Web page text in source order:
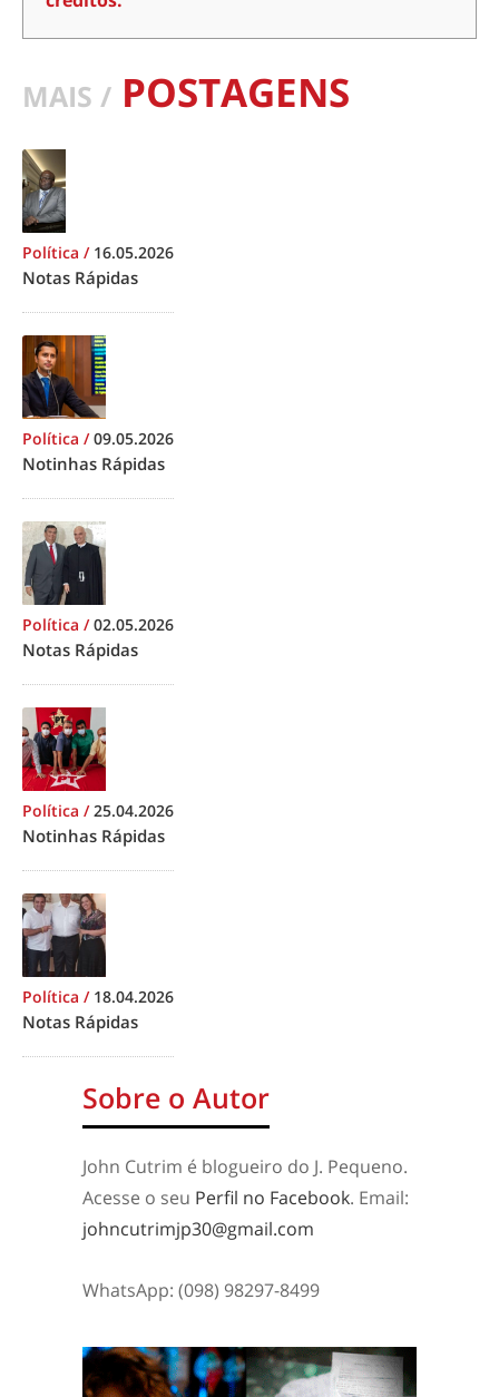
MAIS / POSTAGENS
Política / 16.05.2026
Notas Rápidas
Política /09.05.2026
Notinhas Rápidas
Política /02.05.2026
Notas Rápidas
Política /25.04.2026
Notinhas Rápidas
Política / 18.04.2026
Notas Rápidas
Sobre o Autor
John Cutrim é blogueiro do J. Pequeno.
Acesse o seu Perfil no Facebook. Email:
johncutrimjp30@gmail.com
WhatsApp: (098) 98297-8499